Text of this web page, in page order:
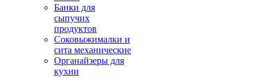
Банки для
сыпучих
продуктов
Соковыжималки и
сита механические
Органайзеры для
кухни